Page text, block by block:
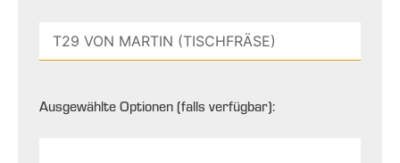
Ausgewählte Optionen (falls verfügbar):